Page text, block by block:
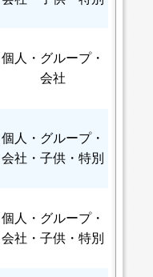
個人
・グループ・
会社
個人
・グループ・
会社・子供・特別
個人
・グループ・
会社・子供・特別